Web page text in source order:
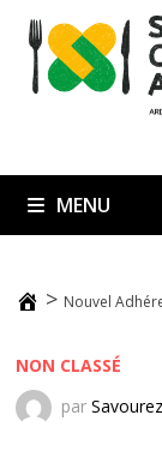
MENU
> Nouvel
NON CLASSÉ
par